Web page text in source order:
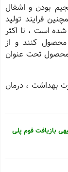
بودن و اشغال
فرایند تولید
است ، تا اکثر
کنند و از
محصول تحت عنوان
بهداشت ، درمان
بازیافت فوم پلی